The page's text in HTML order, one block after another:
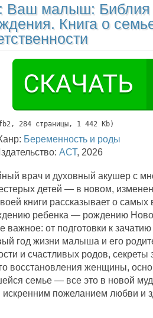
Ваш малыш: Библия
Книга о
, 284 страницы, 1 442 Kb)
Беременность и роды
АСТ, 2026
врач и духовный акушер с
детей — в новом,
книги рассказывает о
ребенка — рождению
от подготовки к
год жизни малыша и его
и счастливых родов, секреты
восстановления женщины,
семье — все это в новой
пожеланием любви и